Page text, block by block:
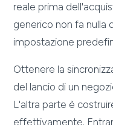
reale prima
generico non fa nulla
impostazione
Ottenere la
del lancio di un
L'altra parte è
effettivamente.